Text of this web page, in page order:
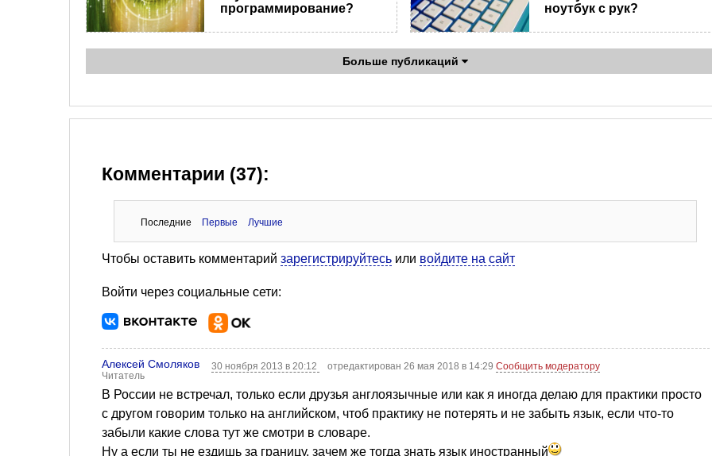
программирование?
ноутбук с рук?
Больше публикаций
Комментарии (37):
Последние Первые Лучшие
Чтобы оставить комментарий зарегистрируйтесь или войдите на сайт
Войти через социальные сети:
Алексей Смоляков
Читатель
30 ноября 2013 в 20:12 отредактирован 26 мая 2018 в 14:29Сообщить модератору
В России не встречал, только если друзья англоязычные или как я иногда делаю для практики просто
с другом говорим только на английском, чтоб практику не потерять и не забыть язык, если что-то
забыли какие слова тут же смотри в словаре.
Ну а если ты не ездишь за границу, зачем же тогда знать язык иностранный